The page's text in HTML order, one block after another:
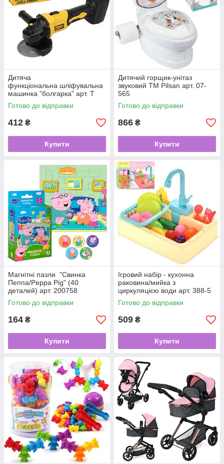
Дитяча
функціональна шліфувальна
машинка "болгарка" арт. T
2081
Готово до відправки
412 ₴
Купити
Дитячий горщик-унітаз
звуковий ТМ Pilsan арт. 07-
565
Готово до відправки
866 ₴
Купити
Магнітні пазли "Свинка
Пеппа/Peppa Pig" (40
деталей) арт. 200758
Готово до відправки
164 ₴
Купити
Ігровий набір - кухонна
раковина/мийка з
циркуляцією води арт. 388-5
Готово до відправки
509 ₴
Купити